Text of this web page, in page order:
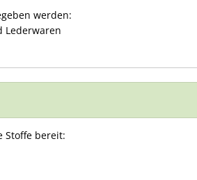
werden:
Lederwaren
Stoffe bereit: